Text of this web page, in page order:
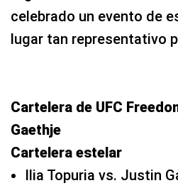
celebrado un evento de
lugar tan representativo
Cartelera de UFC
Gaethje
Cartelera estelar
Ilia Topuria vs. Justin